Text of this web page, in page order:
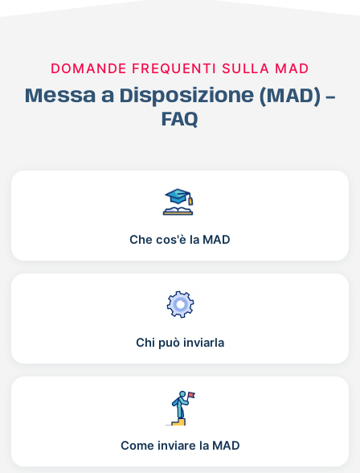
DOMANDE FREQUENTI SULLA MAD
Messa a Disposizione (MAD) –
FAQ
Che cos'è la MAD
Chi può inviarla
Come inviare la MAD